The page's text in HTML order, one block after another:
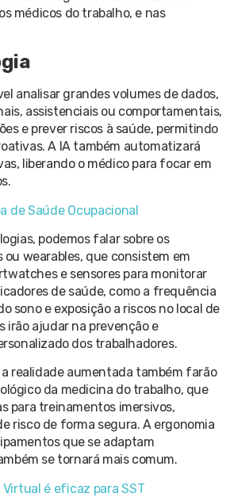
médicos do trabalho, e nas
analisar grandes volumes de dados,
assistenciais ou comportamentais,
e prever riscos à saúde, permitindo
A IA também automatizará
liberando o médico para focar em
de Saúde Ocupacional
podemos falar sobre os
wearables, que consistem em
e sensores para monitorar
de saúde, como a frequência
sono e exposição a riscos no local de
irão ajudar na prevenção e
dos trabalhadores.
realidade aumentada também farão
da medicina do trabalho, que
para treinamentos imersivos,
risco de forma segura. A ergonomia
que se adaptam
se tornará mais comum.
Virtual é eficaz para SST